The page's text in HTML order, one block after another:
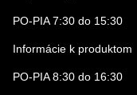
PO-PIA 7:30 do 15:30
Informácie k produktom
PO-PIA 8:30 do 16:30